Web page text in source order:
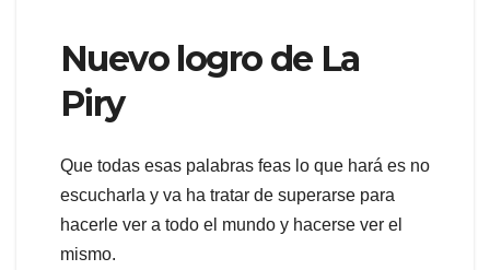
Nuevo logro de La
Piry
Que todas esas palabras feas lo que hará es no
escucharla y va ha tratar de superarse para
hacerle ver a todo el mundo y hacerse ver el
mismo.